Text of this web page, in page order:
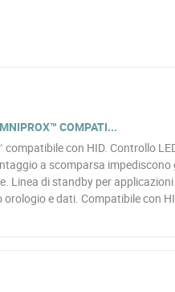
COMPATI...
con HID. Controllo
a scomparsa impediscono
Linea di standby per
e dati. Compatibile con